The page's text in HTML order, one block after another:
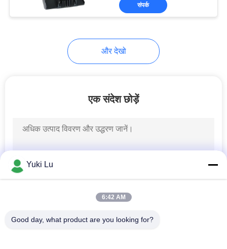
संपर्क
और देखो
एक संदेश छोड़ें
Yuki Lu
6:42 AM
Good day, what product are you looking for?